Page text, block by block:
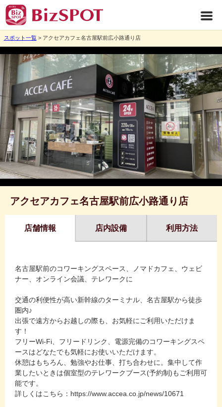
スポット一覧> アクセアカフェ名古屋駅前広小路通り店
アクセアカフェ名古屋駅前広小路通り店
店舗情報 店内設備 利用方法
名古屋駅前のコワーキングスペース、ノマドカフェ、ウェビ
ナー、オンライン会議、テレワークに
交通の利便性が高い新幹線のターミナル、名古屋駅から徒歩
圏内♪
出張で遠方からお越しの際も、お気軽にご利用いただけま
す！
フリーWi-Fi、フリードリンク、電源完備のコワーキングスペ
ースはどなたでも気軽にお使いいただけます。
休憩はもちろん、勉強やお仕事、打ち合わせに。集中して作
業したいときは個室型のテレワークブース(予約制)もご利用可
能です。
詳しくはこちら：https://www.accea.co.jp/news/10671